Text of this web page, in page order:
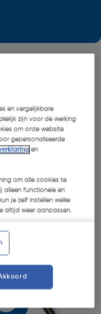
en vergelijkbare
zijn voor de werking
om onze website
gepersonaliseerde
en
om alle cookies te
alleen functionele en
je zelf instellen welke
altijd weer aanpassen.